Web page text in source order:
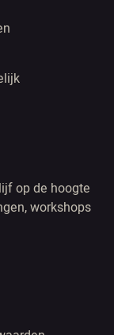
op de hoogte
workshops